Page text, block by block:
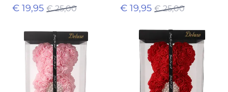
€ 19,95 € 25,00 € 19,95 € 25,00